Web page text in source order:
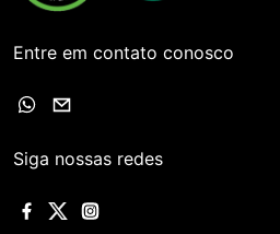
Entre em contato conosco
Siga nossas redes